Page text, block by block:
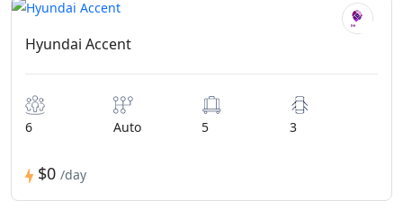
Hyundai Accent
6 Auto 5 3
$0 /day